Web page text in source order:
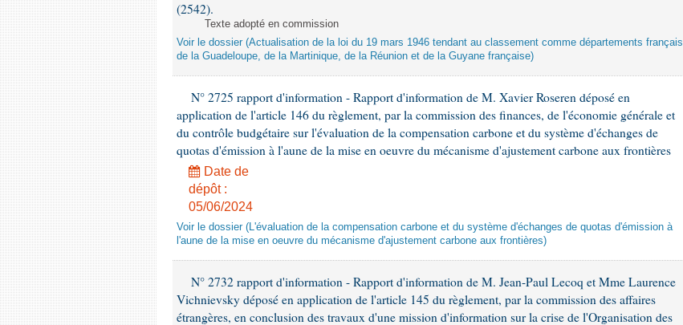
(2542).
Texte adopté en commission
Voir le dossier (Actualisation de la loi du 19 mars 1946 tendant au classement comme départements français
de la Guadeloupe, de la Martinique, de la Réunion et de la Guyane française)
N° 2725 rapport d'information - Rapport d'information de M. Xavier Roseren déposé en
application de l'article 146 du règlement, par la commission des finances, de l'économie générale et
du contrôle budgétaire sur l'évaluation de la compensation carbone et du système d'échanges de
quotas d'émission à l'aune de la mise en oeuvre du mécanisme d'ajustement carbone aux frontières
Date de
dépôt :
05/06/2024
Voir le dossier (L'évaluation de la compensation carbone et du système d'échanges de quotas d'émission à
l'aune de la mise en oeuvre du mécanisme d'ajustement carbone aux frontières)
N° 2732 rapport d'information - Rapport d'information de M. Jean-Paul Lecoq et Mme Laurence
Vichnievsky déposé en application de l'article 145 du règlement, par la commission des affaires
étrangères, en conclusion des travaux d'une mission d'information sur la crise de l'Organisation des